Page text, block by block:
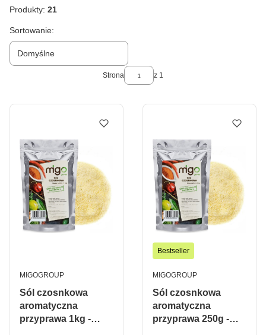
Produkty: 21
Lista produktów
Sortowanie:
Domyślne
Strona z 1
Sól czosnkowa
aromatyczna
przyprawa 1kg -
PRODUCENT
MIGOGROUP
Bestseller
Sól czosnkowa
aromatyczna
przyprawa 250g -
PRODUCENT
MIGOGROUP